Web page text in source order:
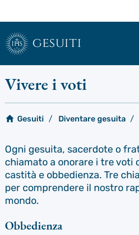
contenuto
principale
gesuiti
Vivere i voti
Gesuiti Diventare gesuita
Ogni gesuita, sacerdote o
chiamato a onorare i tre voti
castità e obbedienza. Tre
per comprendere il nostro
mondo.
Obbedienza